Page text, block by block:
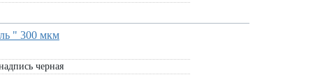
" 300 мкм
черная